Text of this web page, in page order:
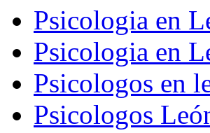
Psicologia en
Psicologia en
Psicologos en
Psicologos